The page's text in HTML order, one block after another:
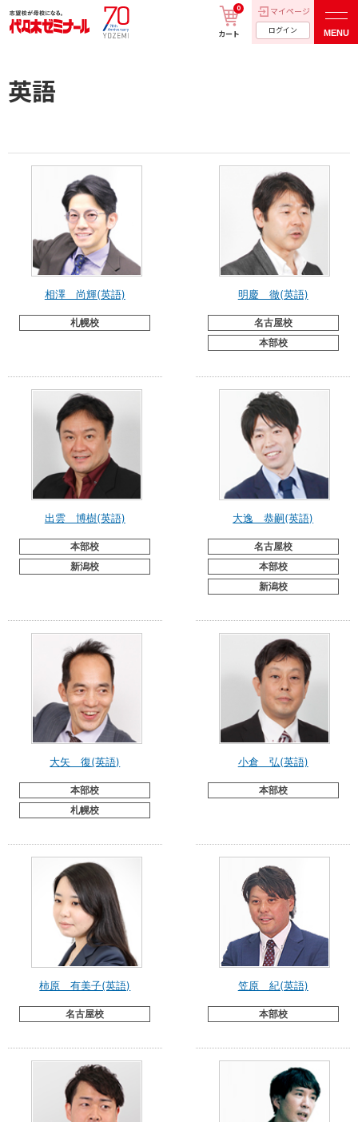
カート
0 マイページ
ログイン MENU
英語
相澤 尚輝(英語)
札幌校
明慶 徹(英語)
名古屋校
本部校
出雲 博樹(英語)
本部校
新潟校
大逸 恭嗣(英語)
名古屋校
本部校
新潟校
大矢 復(英語)
本部校
札幌校
小倉 弘(英語)
本部校
柿原 有美子(英語)
名古屋校
笠原 紀(英語)
本部校